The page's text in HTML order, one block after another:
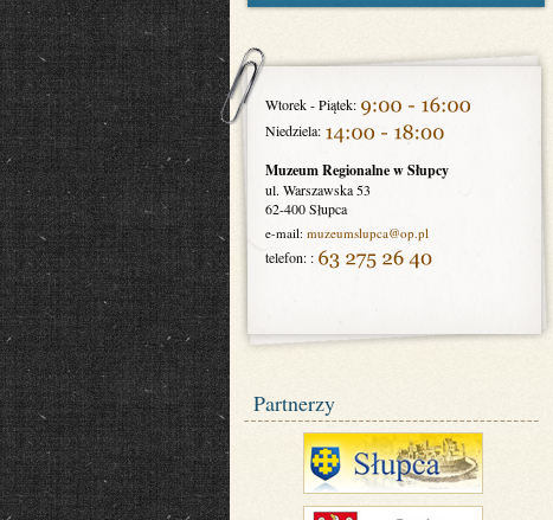
Wtorek - Piątek:
Niedziela:
Muzeum Regionalne w Słupcy
ul. Warszawska 53
62-400 Słupca
e-mail: muzeumslupca@op.pl
telefon: :
Partnerzy